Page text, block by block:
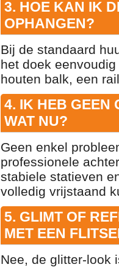
3. HOE KAN IK
OPHANGEN?
Bij de standaard
het doek
houten balk, een
4. IK HEB GEEN
WAT NU?
Geen enkel
professionele
stabiele statieven
volledig vrijstaand
5. GLIMT OF
MET EEN
Nee, de glitter-look